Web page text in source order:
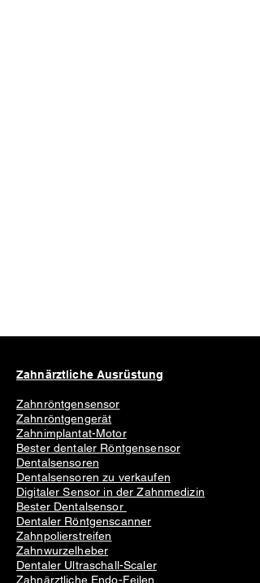
Zahnärztliche Ausrüstung
Zahnröntgensensor
Zahnröntgengerät
Zahnimplantat-Motor
Bester dentaler Röntgensensor
Dentalsensoren
Dentalsensoren zu verkaufen
Digitaler Sensor in der Zahnmedizin
Bester Dentalsensor
Dentaler Röntgenscanner
Zahnpolierstreifen
Zahnwurzelheber
Dentaler Ultraschall-Scaler
Zahnärztliche Endo-Feilen